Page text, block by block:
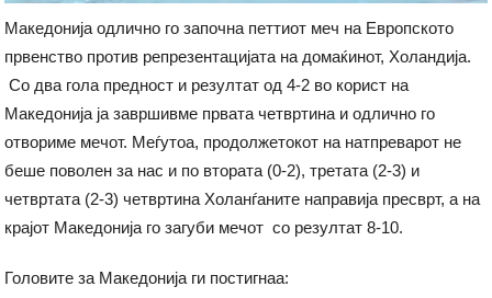
Mакедонија одлично го започна петтиот меч на Европското
првенство против репрезентацијата на домаќинот, Холандија.
Со два гола предност и резултат од 4-2 во корист на
Македонија ја завршивме првата четвртина и одлично го
отвориме мечот. Меѓутоа, продолжетокот на натпреварот не
беше поволен за нас и по втората (0-2), третата (2-3) и
четвртата (2-3) четвртина Холанѓаните направија пресврт, а на
крајот Македонија го загуби мечот со резултат 8-10.
Головите за Македонија ги постигнаа: